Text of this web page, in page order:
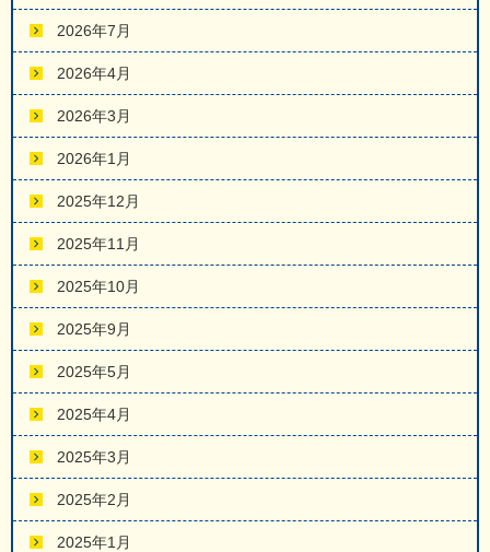
2026年7月
2026年4月
2026年3月
2026年1月
2025年12月
2025年11月
2025年10月
2025年9月
2025年5月
2025年4月
2025年3月
2025年2月
2025年1月